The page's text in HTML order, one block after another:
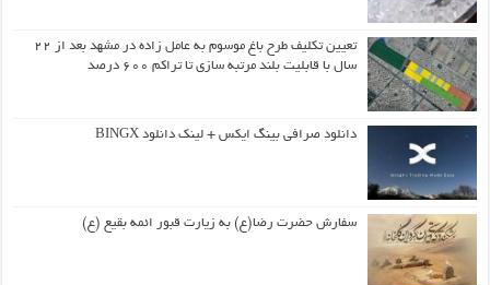
تعیین تکلیف طرح باغ موسوم به عامل زاده در مشهد بعد از ۲۲
سال با قابلیت بلند مرتبه سازی تا تراکم ۶۰۰ درصد
دانلود صرافی بینگ ایکس + لینک دانلود BINGX
سفارش حضرت رضا(ع) به زیارت قبور ائمه بقیع (ع)